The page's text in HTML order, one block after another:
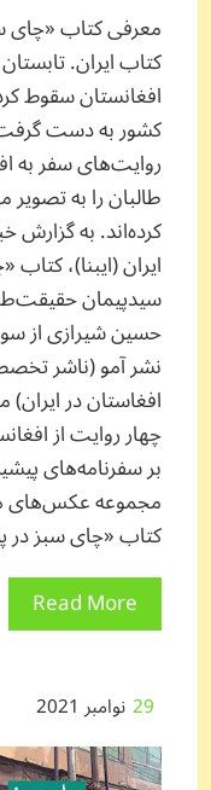
معرفی کتاب «چای
افغانستان سقوط
کشور به دست
روایت‌های سفر به
طالبان را به
کرده‌اند. به گزارش
ایران (ایبنا)،
سیدپیمان
حسین شیرازی از
نشر آمو (ناشر
افغاستان در
چهار روایت از
بر سفرنامه‌های
مجموعه عکس‌های
کتاب «چای سبز در
Read More
29نوامبر 2021